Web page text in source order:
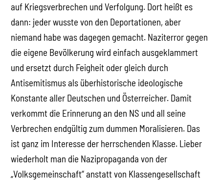
auf Kriegsverbrechen und Verfolgung. Dort heißt es
dann: jeder wusste von den Deportationen, aber
niemand habe was dagegen gemacht. Naziterror gegen
die eigene Bevölkerung wird einfach ausgeklammert
und ersetzt durch Feigheit oder gleich durch
Antisemitismus als überhistorische ideologische
Konstante aller Deutschen und Österreicher. Damit
verkommt die Erinnerung an den NS und all seine
Verbrechen endgültig zum dummen Moralisieren. Das
ist ganz im Interesse der herrschenden Klasse. Lieber
wiederholt man die Nazipropaganda von der
„Volksgemeinschaft“ anstatt von Klassengesellschaft